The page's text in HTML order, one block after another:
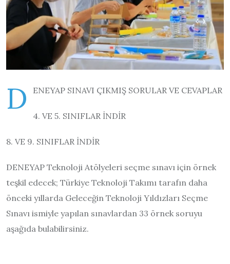
D ENEYAP SINAVI ÇIKMIŞ SORULAR VE CEVAPLAR
4. VE 5. SINIFLAR İNDİR
8. VE 9. SINIFLAR İNDİR
DENEYAP Teknoloji Atölyeleri seçme sınavı için örnek
teşkil edecek; Türkiye Teknoloji Takımı tarafın daha
önceki yıllarda Geleceğin Teknoloji Yıldızları Seçme
Sınavı ismiyle yapılan sınavlardan 33 örnek soruyu
aşağıda bulabilirsiniz.